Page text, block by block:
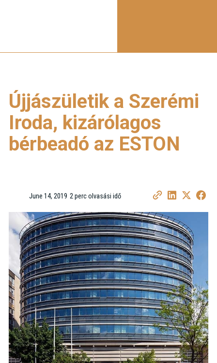
Újjászületik a Szerémi
Iroda, kizárólagos
bérbeadó az ESTON
June 14, 2019 •2 perc olvasási idő